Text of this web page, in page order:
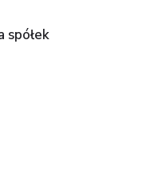
spółek